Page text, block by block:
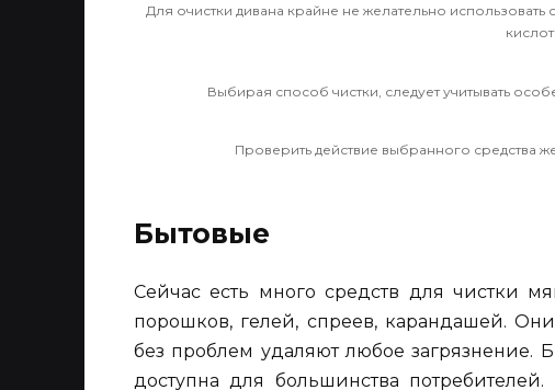
Для очистки дивана крайне не желательно
Выбирая способ чистки, следует учитывать
Проверить действие выбранного средства
Бытовые
Сейчас есть много средств для чистки
порошков, гелей, спреев, карандашей.
без проблем удаляют любое загрязнение.
доступна для большинства